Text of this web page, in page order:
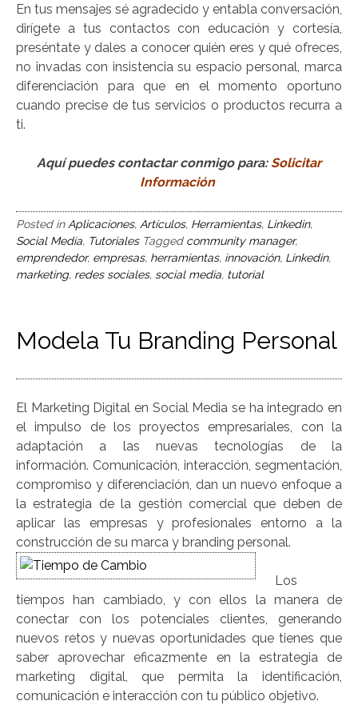
En tus mensajes sé agradecido y entabla conversación,
dirígete a tus contactos con educación y cortesía,
preséntate y dales a conocer quién eres y qué ofreces,
no invadas con insistencia su espacio personal, marca
diferenciación para que en el momento oportuno
cuando precise de tus servicios o productos recurra a
ti.
Aquí puedes contactar conmigo para:Solicitar
Información
Posted in Aplicaciones, Artículos, Herramientas, Linkedin,
Social Media, Tutoriales Tagged community manager,
emprendedor, empresas, herramientas, innovación, Linkedin,
marketing, redes sociales, social media, tutorial
Modela Tu Branding Personal
El Marketing Digital en Social Media se ha integrado en
el impulso de los proyectos empresariales, con la
adaptación a las nuevas tecnologías de la
información. Comunicación, interacción, segmentación,
compromiso y diferenciación, dan un nuevo enfoque a
la estrategia de la gestión comercial que deben de
aplicar las empresas y profesionales entorno a la
construcción de su marca y branding personal.
Los
tiempos han cambiado, y con ellos la manera de
conectar con los potenciales clientes, generando
nuevos retos y nuevas oportunidades que tienes que
saber aprovechar eficazmente en la estrategia de
marketing digital, que permita la identificación,
comunicación e interacción con tu público objetivo.